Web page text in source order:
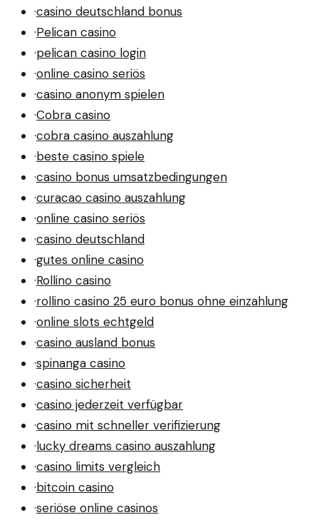
·casino deutschland bonus
·Pelican casino
·pelican casino login
·online casino seriös
·casino anonym spielen
·Cobra casino
·cobra casino auszahlung
·beste casino spiele
·casino bonus umsatzbedingungen
·curacao casino auszahlung
·online casino seriös
·casino deutschland
·gutes online casino
·Rollino casino
·rollino casino 25 euro bonus ohne einzahlung
·online slots echtgeld
·casino ausland bonus
·spinanga casino
·casino sicherheit
·casino jederzeit verfügbar
·casino mit schneller verifizierung
·lucky dreams casino auszahlung
·casino limits vergleich
·bitcoin casino
·seriöse online casinos